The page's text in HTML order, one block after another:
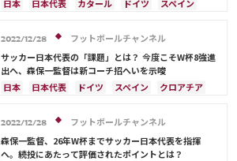
日本 日本代表 カタール ドイツ
スペイン
柴崎 岳
三笘 薫 酒井 宏樹
2022/12/28
フットボールチャンネル
サッカー日本代表の「課題」とは？ 今度こそW杯8強進
出へ、森保一監督は新コーチ招へいを示唆
日本
日本代表 ドイツ スペイン
クロアチア
三笘 薫
2022/12/28
フットボールチャンネル
森保一監督、26年W杯までサッカー日本代表を指揮
へ。続投にあたって評価されたポイントとは？